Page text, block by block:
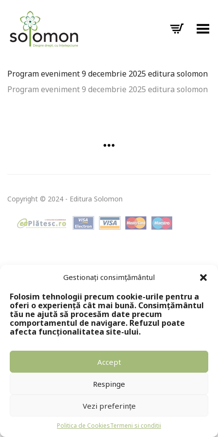
Gestionați consimțământul
Folosim tehnologii precum cookie-urile pentru a
oferi o experiență cât mai bună. Consimțământul
tău ne ajută să procesăm date precum
comportamentul de navigare. Refuzul poate
afecta funcționalitatea site-ului.
Accept
Respinge
Vezi preferințe
Politica de CookiesTermeni si conditii
Toggle Menu
Program eveniment 9 decembrie 2025 editura solomon
Program eveniment 9 decembrie 2025 editura solomon
Copyright © 2024 - Editura Solomon